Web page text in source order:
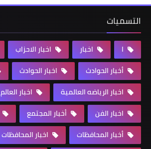
التسميات
ا اخبار اخبار الاحزاب
أخبار الحوادث
اخبار الحوادث
اخبار الرياضه العالمية
اخبار العالم
اخبار الفن
أخبار المجتمع
أخبار المحافظات
اخبار المحافظات